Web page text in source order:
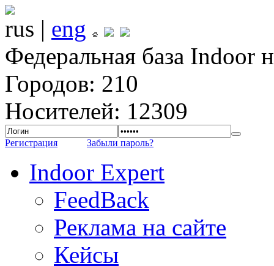
rus | eng
Федеральная база Indoor
Городов: 210
Носителей: 12309
Регистрация Забыли пароль?
Indoor Expert
FeedBack
Реклама на сайте
Кейсы